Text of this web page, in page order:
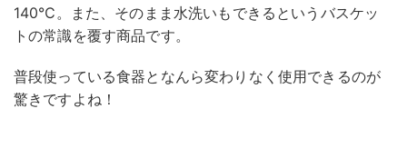
140℃。また、そのまま水洗いもできるというバスケッ
トの常識を覆す商品です。
普段使っている食器となんら変わりなく使用できるのが
驚きですよね！